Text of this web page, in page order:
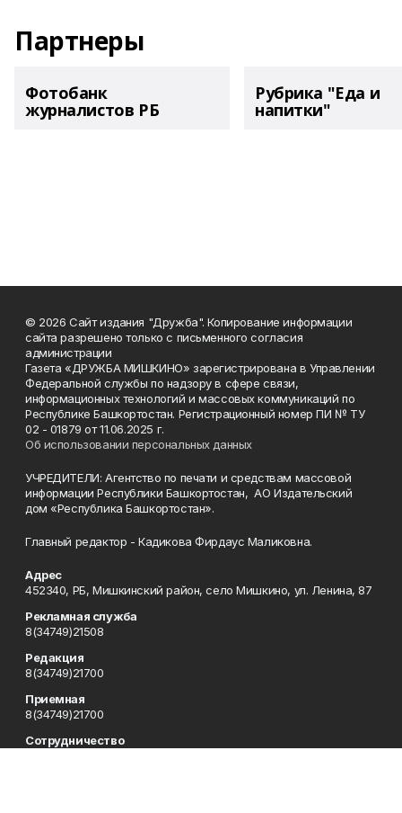
Партнеры
Фотобанк
журналистов РБ
Рубрика "Еда и
напитки"
© 2026 Сайт издания "Дружба". Копирование информации
сайта разрешено только с письменного согласия
администрации
Газета «ДРУЖБА МИШКИНО» зарегистрирована в Управлении
Федеральной службы по надзору в сфере связи,
информационных технологий и массовых коммуникаций по
Республике Башкортостан. Регистрационный номер ПИ № ТУ
02 - 01879 от 11.06.2025 г.
Об использовании персональных данных
УЧРЕДИТЕЛИ: Агентство по печати и средствам массовой
информации Республики Башкортостан, АО Издательский
дом «Республика Башкортостан».
Главный редактор - Кадикова Фирдаус Маликовна.
Адрес
452340, РБ, Мишкинский район, село Мишкино, ул. Ленина, 87
Рекламная служба
8(34749)21508
Редакция
8(34749)21700
Приемная
8(34749)21700
Сотрудничество